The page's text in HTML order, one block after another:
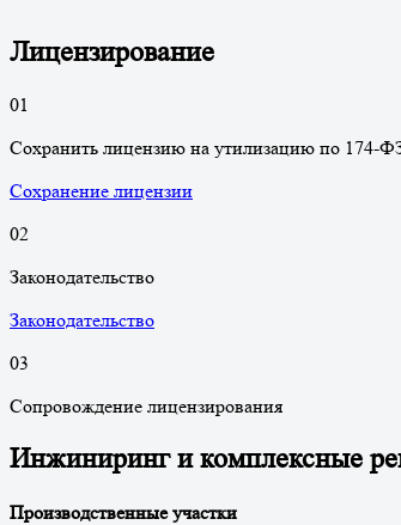
Лицензирование
01
Сохранить лицензию на утилизацию по 174-
Сохранение лицензии
02
Законодательство
Законодательство
03
Сопровождение лицензирования
Инжиниринг и комплексные
Производственные участки